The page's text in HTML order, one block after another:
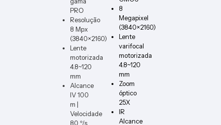
PRO
Resolução
8 Mpx
(3840×2160)
Lente
motorizada
4.8~120
mm
Alcance
IV 100
m |
Velocidade
80 º/s
8
Megapixel
(3840×2160)
Lente
varifocal
motorizada
4.8~120
mm
Zoom
óptico
25X
IR
Alcance